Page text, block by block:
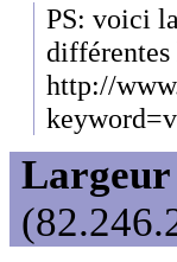
PS: voici
différentes
http://
Largeur